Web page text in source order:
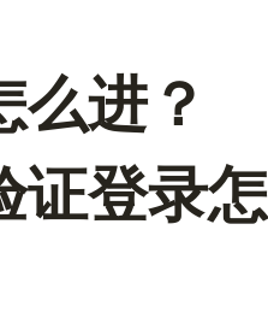
么进？
证登录怎